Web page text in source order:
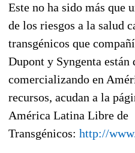
Este no ha sido más que
de los riesgos a la salud
transgénicos que
Dupont y Syngenta están
comercializando en
recursos, acudan a la
América Latina Libre de
Transgénicos: http://